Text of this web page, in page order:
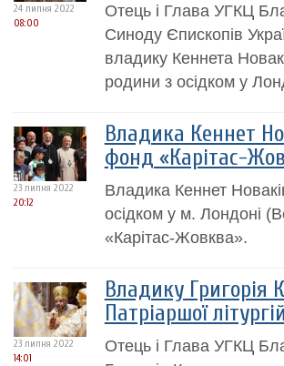
24 липня 2022
08:00
Отець і Глава УГКЦ
Синоду Єпископів
владику Кеннета
родини з осідком у
23 липня 2022
20:12
Владика Кеннет
фонд «Карітас-
Владика Кеннет
осідком у м. Лондоні
«Карітас-Жовква».
23 липня 2022
14:01
Владику Григорія
Патріаршої
Отець і Глава УГКЦ